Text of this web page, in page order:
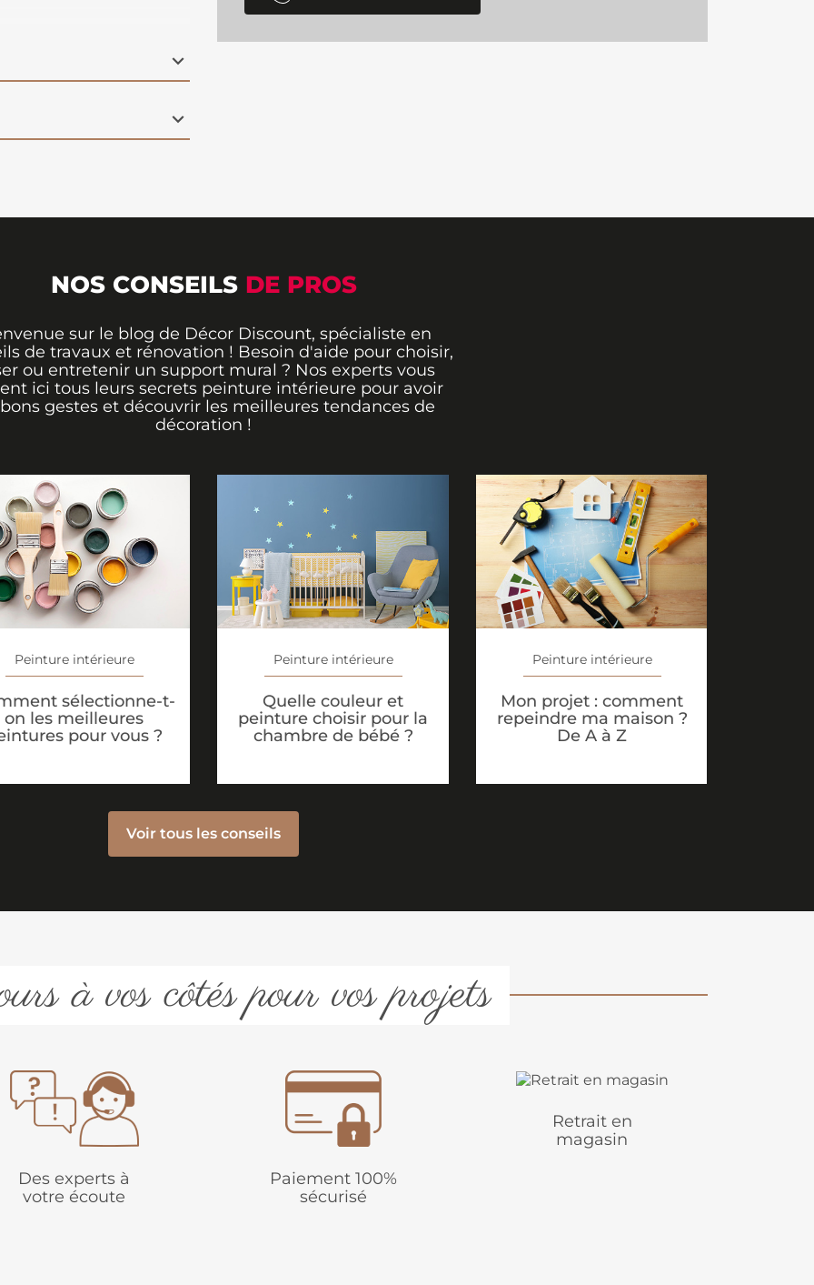
NOS CONSEILS DE PROS
sur le blog de Décor Discount, spécialiste en
de travaux et rénovation ! Besoin d'aide pour choisir,
ou entretenir un support mural ? Nos experts vous
ici tous leurs secrets peinture intérieure pour avoir
gestes et découvrir les meilleures tendances de
décoration !
Peinture intérieure
sélectionne-t-
on les meilleures
pour vous ?
Peinture intérieure
Quelle couleur et
peinture choisir pour la
chambre de bébé ?
Peinture intérieure
Mon projet : comment
repeindre ma maison ?
De A à Z
Voir tous les conseils
à vos côtés pour vos projets
Des experts à
votre écoute
Paiement 100%
sécurisé
Retrait en
magasin